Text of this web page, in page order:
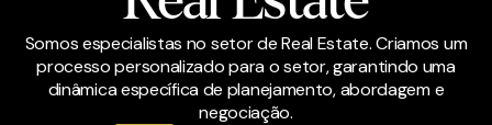
Somos especialistas no setor de Real Estate. Criamos um
processo personalizado para o setor, garantindo uma
dinâmica específica de planejamento, abordagem e
negociação.